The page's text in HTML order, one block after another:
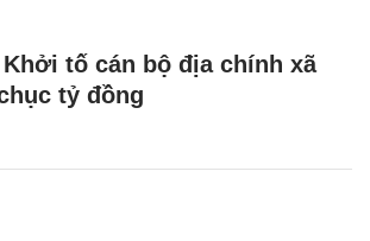
tố cán bộ địa chính xã
tỷ đồng